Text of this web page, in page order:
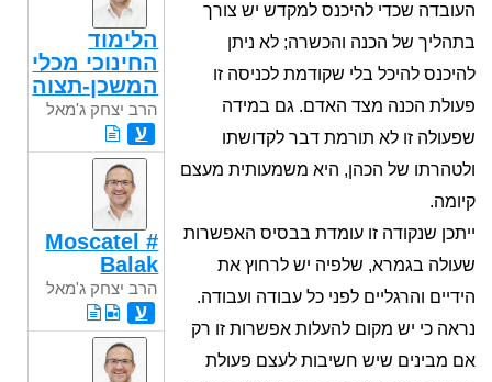
העובדה שכדי להיכנס למקדש יש צורך
בתהליך של הכנה והכשרה; לא ניתן
להיכנס להיכל בלי שקודמת לכניסה זו
פעולת הכנה מצד האדם. גם במידה
שפעולה זו לא תורמת דבר לקדושתו
ולטהרתו של הכהן, היא משמעותית מעצם
קיומה.
ייתכן שנקודה זו עומדת בבסיס האפשרות
שעולה בגמרא, שלפיה יש לרחוץ את
הידיים והרגליים לפני כל עבודה ועבודה.
נראה כי יש מקום להעלות אפשרות זו רק
אם מבינים שיש חשיבות לעצם פעולת
הלימוד
החינוכי מכלי
המשכן-תצוה
הרב יצחק ג'מאל
ע
Moscatel #
Balak
הרב יצחק ג'מאל
ע